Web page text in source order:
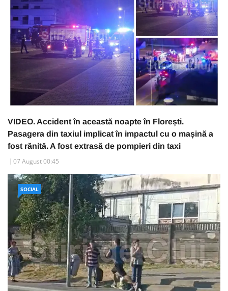
VIDEO. Accident în această noapte în Florești.
Pasagera din taxiul implicat în impactul cu o mașină a
fost rănită. A fost extrasă de pompieri din taxi
07 August 00:45
SOCIAL